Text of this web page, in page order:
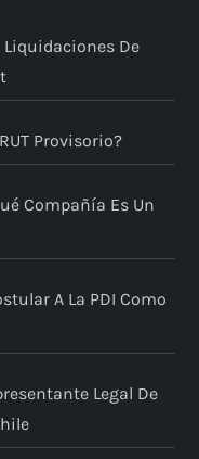
De
Provisorio?
Compañía Es Un
A La PDI Como
Legal De